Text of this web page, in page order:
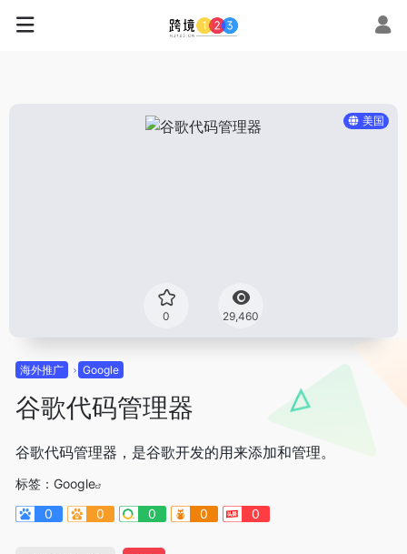
美国
0 29,460
海外推广 Google
谷歌代码管理器
谷歌代码管理器，是谷歌开发的用来添加和管理。
标签： Google
0
0 0 0 0